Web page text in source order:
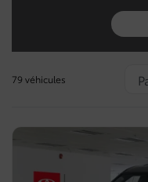
79 véhicules